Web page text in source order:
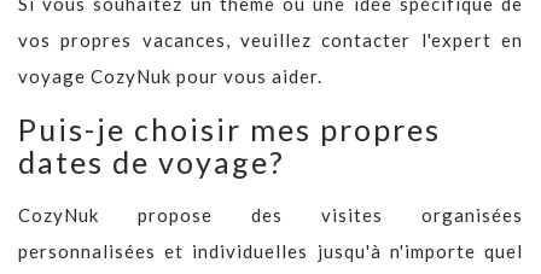
vos propres vacances, veuillez contacter l'expert en
voyage CozyNuk pour vous aider.
Puis-je choisir mes propres
dates de voyage?
CozyNuk propose des visites organisées
personnalisées et individuelles jusqu'à n'importe quel